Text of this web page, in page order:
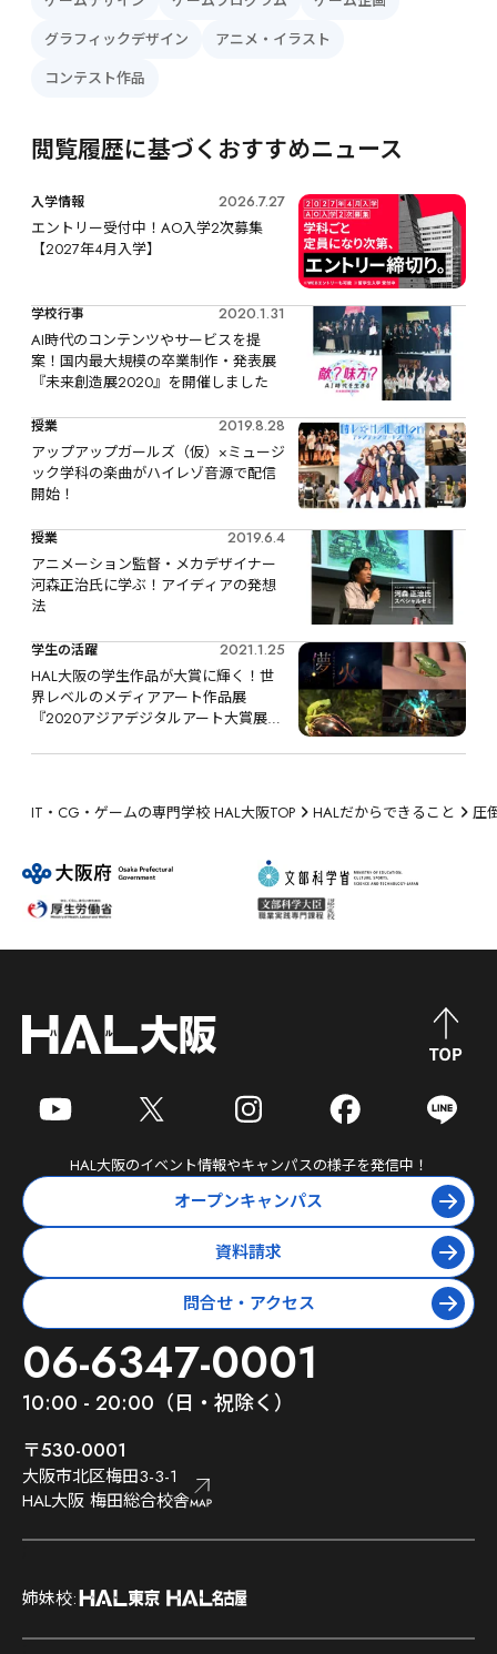
グラフィックデザイン
アニメ・イラスト
コンテスト作品
閲覧履歴に基づくおすすめニュース
入学情報
2026.7.27
エントリー受付中！AO入学2次募集
【2027年4月入学】
学校行事
2020.1.31
AI時代のコンテンツやサービスを提
案！国内最大規模の卒業制作・発表展
『未来創造展2020』を開催しました
授業
2019.8.28
アップアップガールズ（仮）×ミュージ
ック学科の楽曲がハイレゾ音源で配信
開始！
授業
2019.6.4
アニメーション監督・メカデザイナー
河森正治氏に学ぶ！アイディアの発想
法
学生の活躍
2021.1.25
HAL大阪の学生作品が大賞に輝く！世
界レベルのメディアアート作品展
『2020アジアデジタルアート大賞展
IT・CG・ゲームの専門学校 HAL大阪TOP HALだからできること 圧
HAL大阪のイベント情報やキャンパスの様子を発信中！
オープンキャンパス
資料請求
問合せ・アクセス
06-6347-0001
10:00 - 20:00（日・祝除く）
〒530-0001
大阪市北区梅田3-3-1
HAL大阪 梅田総合校舎
;
姉妹校:
;